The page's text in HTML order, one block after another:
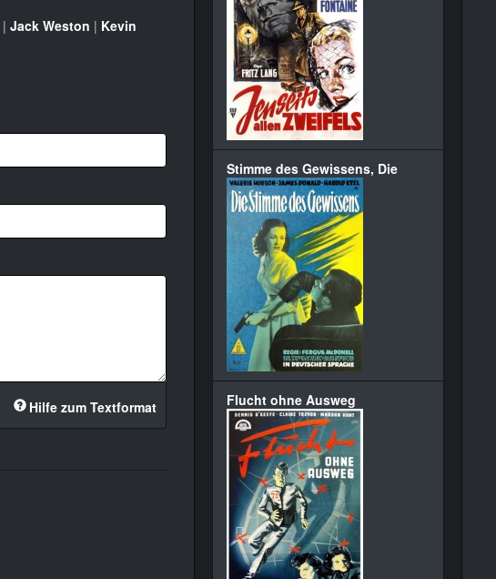
| Jack Weston | Kevin
Hilfe zum Textformat
Stimme des Gewissens, Die
Flucht ohne Ausweg